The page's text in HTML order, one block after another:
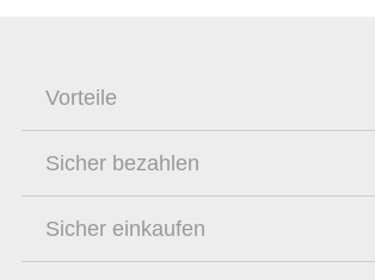
Vorteile
Sicher bezahlen
Sicher einkaufen